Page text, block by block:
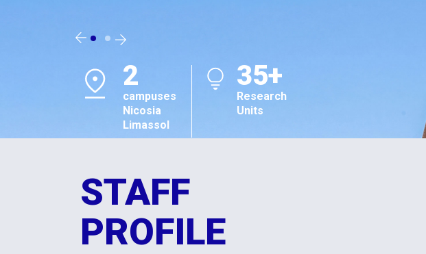
2
campuses
Nicosia
Limassol
35+
Research
Units
STAFF
PROFILE